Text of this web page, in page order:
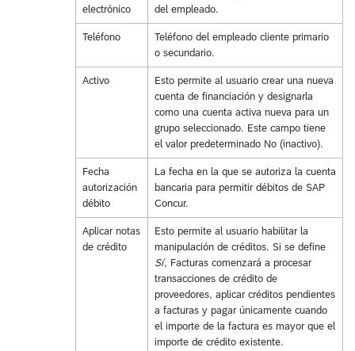
electrónico
del empleado.
Teléfono
Teléfono del empleado cliente primario
o secundario.
Activo
Esto permite al usuario crear una nueva
cuenta de financiación y designarla
como una cuenta activa nueva para un
grupo seleccionado. Este campo tiene
el valor predeterminado No (inactivo).
Fecha
autorización
débito
La fecha en la que se autoriza la cuenta
bancaria para permitir débitos de SAP
Concur.
Aplicar notas
de crédito
Esto permite al usuario habilitar la
manipulación de créditos. Si se define
Sí, Facturas comenzará a procesar
transacciones de crédito de
proveedores, aplicar créditos pendientes
a facturas y pagar únicamente cuando
el importe de la factura es mayor que el
importe de crédito existente.